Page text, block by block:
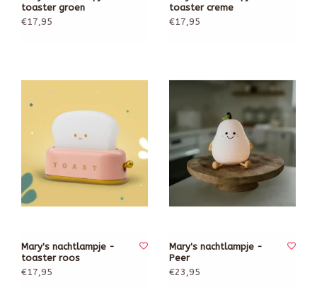
toaster groen
€17,95
toaster creme
€17,95
Mary's nachtlampje -
toaster roos
€17,95
Mary's nachtlampje -
Peer
€23,95